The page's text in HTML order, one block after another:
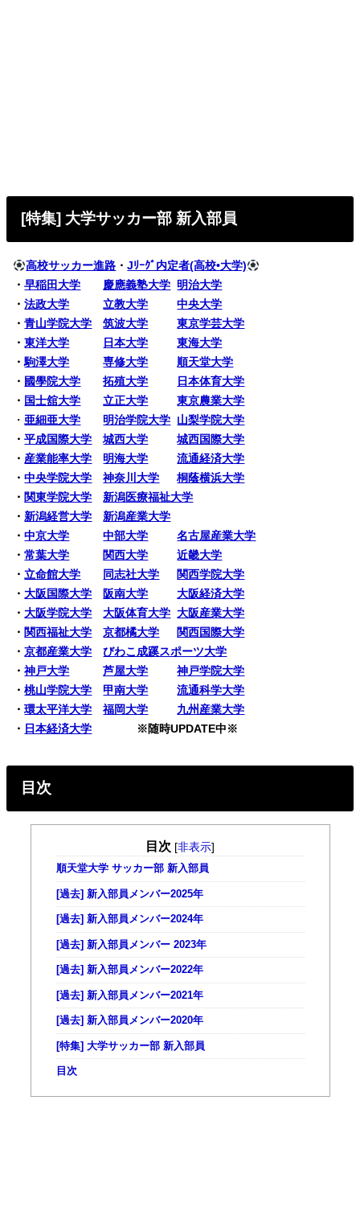
[特集] 大学サッカー部 新入部員
高校サッカー進路 ・Jﾘｰｸﾞ内定者(高校•大学)
・早稲田大学 慶應義塾大学 明治大学
・法政大学 立教大学
中央大学
・青山学院大学 筑波大学
東京学芸大学
・東洋大学 日本大学
東海大学
・駒澤大学 専修大学
順天堂大学
・ 國學院大学 拓殖大学
日本体育大学
・ 国士舘大学 立正大学
東京農業大学
・ 亜細亜大学 明治学院大学 山梨学院大学
・平成国際大学 城西大学
城西国際大学
・ 産業能率大学 明海大学
流通経済大学
・中央学院大学 神奈川大学
桐蔭横浜大学
・ 関東学院大学
新潟医療福祉大学
・ 新潟経営大学
新潟産業大学
・中京大学 中部大学
名古屋産業大学
・常葉大学 関西大学
近畿大学
・立命館大学 同志社大学
関西学院大学
・大阪国際大学 阪南大学
大阪経済大学
・大阪学院大学 大阪体育大学 大阪産業大学
・ 関西福祉大学 京都橘大学
関西国際大学
・京都産業大学
びわこ成蹊スポーツ大学
・神戸大学 芦屋大学
神戸学院大学
・桃山学院大学 甲南大学
流通科学大学
・環太平洋大学 福岡大学
九州産業大学
・ 日本経済大学 ※随時UPDATE中※
目次
目次 [非表示]
順天堂大学 サッカー部 新入部員
[過去] 新入部員メンバー2025年
[過去] 新入部員メンバー2024年
[過去] 新入部員メンバー 2023年
[過去] 新入部員メンバー2022年
[過去] 新入部員メンバー2021年
[過去] 新入部員メンバー2020年
[特集] 大学サッカー部 新入部員
目次